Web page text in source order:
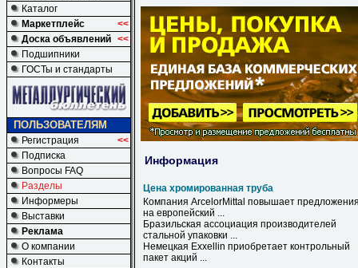
Каталог
Маркетплейс
<<
Доска объявлений <<
Подшипники
ГОСТы и стандарты
ПОЛЬЗОВАТЕЛЯМ
Регистрация
<<
Подписка
Вопросы FAQ
Разделы
Информеры
Выставки
Реклама
О компании
Контакты
Информация
Цена хромированная труба
Компания ArcelorMittal повышает
на европейский ...
Бразильская ассоциация производителей
стальной упаковки ...
Немецкая Exxellin приобретает контрольный
пакет акций ...